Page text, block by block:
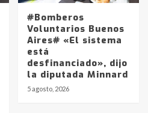
#Bomberos
Voluntarios Buenos
Aires# «El sistema
está
desfinanciado», dijo
la diputada Minnard
5 agosto, 2026